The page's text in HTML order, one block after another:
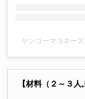
【材料（２～３人